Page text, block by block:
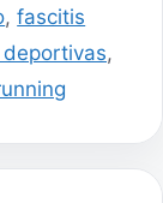
,fascitis
,